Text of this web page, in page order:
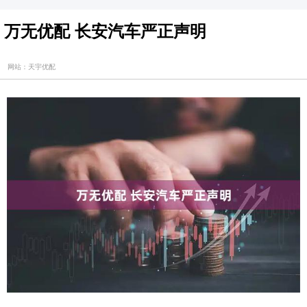
万无优配 长安汽车严正声明
网站：天宇优配